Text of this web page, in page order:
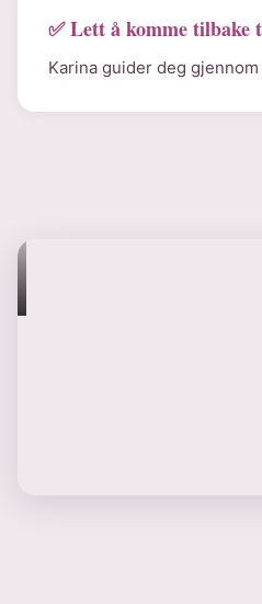
✅ Lett å komme tilbake
Karina guider deg